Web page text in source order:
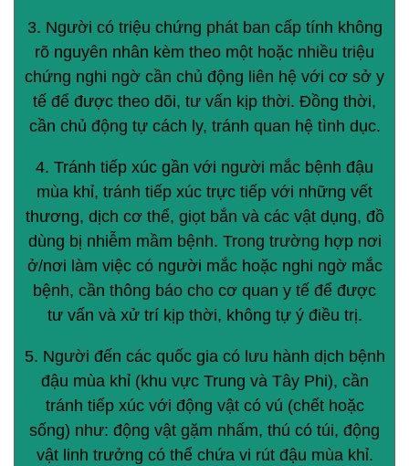
3. Người có triệu chứng phát ban cấp tính không
rõ nguyên nhân kèm theo một hoặc nhiều triệu
chứng nghi ngờ cần chủ động liên hệ với cơ sở y
tế để được theo dõi, tư vấn kịp thời. Đồng thời,
cần chủ động tự cách ly, tránh quan hệ tình dục.
4. Tránh tiếp xúc gần với người mắc bệnh đậu
mùa khỉ, tránh tiếp xúc trực tiếp với những vết
thương, dịch cơ thể, giọt bắn và các vật dụng, đồ
dùng bị nhiễm mầm bệnh. Trong trường hợp nơi
ở/nơi làm việc có người mắc hoặc nghi ngờ mắc
bệnh, cần thông báo cho cơ quan y tế để được
tư vấn và xử trí kịp thời, không tự ý điều trị.
5. Người đến các quốc gia có lưu hành dịch bệnh
đậu mùa khỉ (khu vực Trung và Tây Phi), cần
tránh tiếp xúc với động vật có vú (chết hoặc
sống) như: động vật gặm nhấm, thú có túi, động
vật linh trưởng có thể chứa vi rút đậu mùa khỉ.